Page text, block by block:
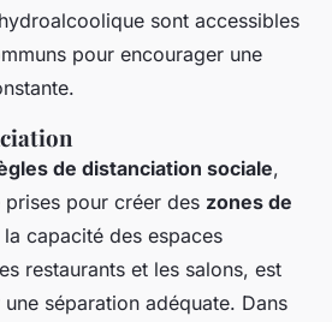
sont accessibles
pour encourager une
de distanciation sociale,
pour créer des zones de
la capacité des espaces
restaurants et les salons, est
séparation adéquate. Dans